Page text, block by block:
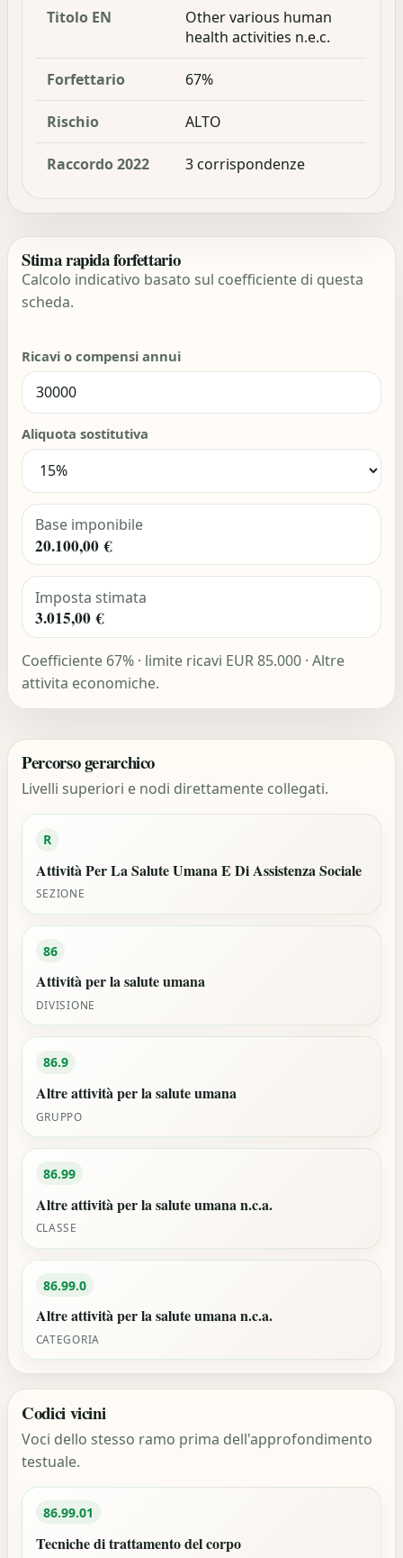
Titolo EN
Other various human
health activities n.e.c.
Forfettario 67%
Rischio ALTO
Raccordo 2022 3 corrispondenze
Stima rapida forfettario
Calcolo indicativo basato sul coefficiente di questa
scheda.
Ricavi o compensi annui
Aliquota sostitutiva
Base imponibile
20.100,00 €
Imposta stimata
3.015,00 €
Coefficiente 67% · limite ricavi EUR 85.000 · Altre
attivita economiche.
Percorso gerarchico
Livelli superiori e nodi direttamente collegati.
R
Attività Per La Salute Umana E Di Assistenza Sociale
SEZIONE
86
Attività per la salute umana
DIVISIONE
86.9
Altre attività per la salute umana
GRUPPO
86.99
Altre attività per la salute umana n.c.a.
CLASSE
86.99.0
Altre attività per la salute umana n.c.a.
CATEGORIA
Codici vicini
Voci dello stesso ramo prima dell'approfondimento
testuale.
86.99.01
Tecniche di trattamento del corpo